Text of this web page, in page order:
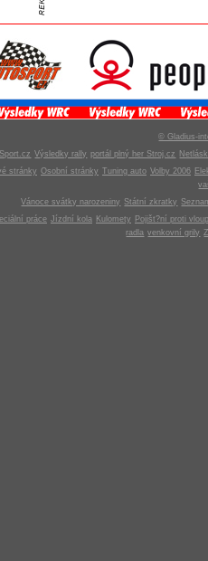
© Gladius-
Výsledky rally portál plný her Stroj.cz
stránky Osobní stránky Tuning auto Volby 2006
Vánoce svátky narozeniny Státní zkratky
práce Jízdní kola Kulomety
Pojišt?ní proti
radla venkovní grily